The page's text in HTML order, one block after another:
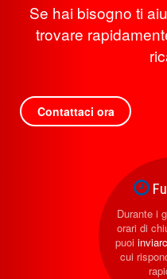
Se hai bisogno ti
trovare
Contattaci ora
Durante i
orari di
puoi
cui